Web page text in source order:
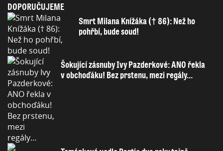
DOPORUČUJEME
Smrt Milana Knížáka († 86): Než ho
pohřbí, bude soud!
Šokující zásnuby Ivy Pazderkové: ANO řekla
v obchoďáku! Bez prstenu, mezi regály…